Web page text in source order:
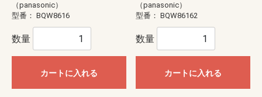
（panasonic）
型番： BQW8616
数量
カートに入れる
（panasonic）
型番： BQW86162
数量
カートに入れる